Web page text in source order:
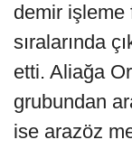
demir işleme
sıralarında
etti. Aliağa
grubundan
ise arazöz